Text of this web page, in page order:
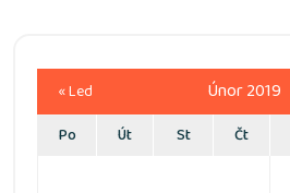
Únor 2019
Po Út St Čt
« Led